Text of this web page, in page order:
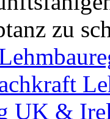
zu
UK &